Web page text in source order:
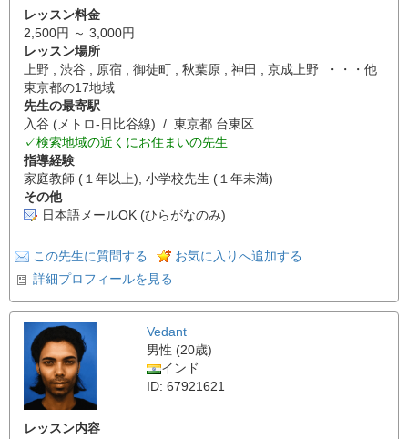
レッスン料金
2,500円 ～ 3,000円
レッスン場所
上野 , 渋谷 , 原宿 , 御徒町 , 秋葉原 , 神田 , 京成上野 ・・・他
東京都の17地域
先生の最寄駅
入谷 (メトロ-日比谷線) / 東京都 台東区
✓検索地域の近くにお住まいの先生
指導経験
家庭教師 (１年以上), 小学校先生 (１年未満)
その他
日本語メールOK (ひらがなのみ)
この先生に質問する
お気に入りへ追加する
詳細プロフィールを見る
Vedant
男性 (20歳)
インド
ID: 67921621
レッスン内容